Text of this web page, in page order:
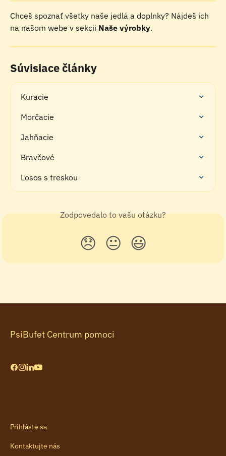
Chceš spoznať všetky naše jedlá a doplnky? Nájdeš ich
na našom webe v sekcii Naše výrobky.
Súvisiace články
Kuracie
Morčacie
Jahňacie
Bravčové
Losos s treskou
Zodpovedalo to vašu otázku?
😞 😐 😃
PsiBufet Centrum pomoci
Prihláste sa
Kontaktujte nás